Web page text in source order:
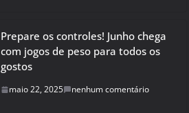
Prepare os controles! Junho chega
com jogos de peso para todos os
gostos
maio 22, 2025 nenhum comentário